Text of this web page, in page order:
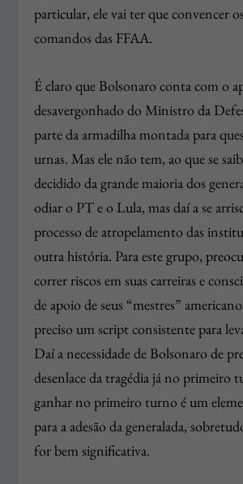
particular, ele vai ter que convencer
comandos das FFAA.
É claro que Bolsonaro conta com o
desavergonhado do Ministro da
parte da armadilha montada para
urnas. Mas ele não tem, ao que se
decidido da grande maioria dos
odiar o PT e o Lula, mas daí a se
processo de atropelamento das
outra história. Para este grupo,
correr riscos em suas carreiras e
de apoio de seus “mestres”
preciso um script consistente para
Daí a necessidade de Bolsonaro de
desenlace da tragédia já no primeiro
ganhar no primeiro turno é um
para a adesão da generalada,
for bem significativa.